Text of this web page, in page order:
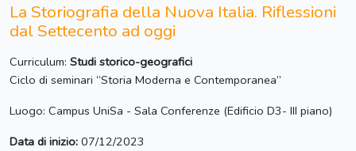
La Storiografia della Nuova Italia. Riflessioni
dal Settecento ad oggi
Curriculum: Studi storico-geografici
Ciclo di seminari “Storia Moderna e Contemporanea”
Luogo: Campus UniSa - Sala Conferenze (Edificio D3- III piano)
Data di inizio: 07/12/2023